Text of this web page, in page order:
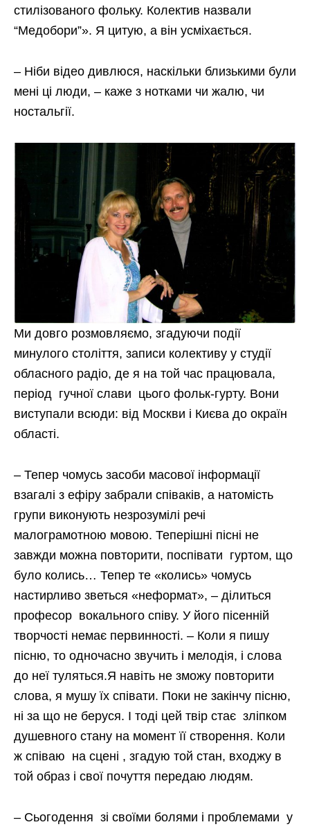
стилізованого фольку. Колектив назвали
“Медобори”». Я цитую, а він усміхається.
– Ніби відео дивлюся, наскільки близькими були
мені ці люди, – каже з нотками чи жалю, чи
ностальгії.
Ми довго розмовляємо, згадуючи події
минулого століття, записи колективу у студії
обласного радіо, де я на той час працювала,
період гучної слави цього фольк-гурту. Вони
виступали всюди: від Москви і Києва до окраїн
області.
– Тепер чомусь засоби масової інформації
взагалі з ефіру забрали співаків, а натомість
групи виконують незрозумілі речі
малограмотною мовою. Теперішні пісні не
завжди можна повторити, поспівати гуртом, що
було колись… Тепер те «колись» чомусь
настирливо зветься «неформат», – ділиться
професор вокального співу. У його пісенній
творчості немає первинності. – Коли я пишу
пісню, то одночасно звучить і мелодія, і слова
до неї туляться.Я навіть не зможу повторити
слова, я мушу їх співати. Поки не закінчу пісню,
ні за що не беруся. І тоді цей твір стає зліпком
душевного стану на момент її створення. Коли
ж співаю на сцені , згадую той стан, входжу в
той образ і свої почуття передаю людям.
– Сьогодення зі своїми болями і проблемами у